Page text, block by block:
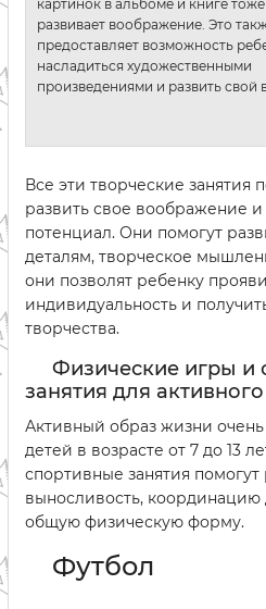
картинок в альбоме и книге тоже
развивает воображение. Это
предоставляет возможность
насладиться художественными
произведениями и развить свой
Все эти творческие занятия
развить свое воображение
потенциал. Они помогут
деталям, творческое
они позволят ребенку
индивидуальность и
творчества.
Физические игры и
занятия для
Активный образ жизни
детей в возрасте от 7 до 13
спортивные занятия
выносливость,
общую физическую форму.
Футбол